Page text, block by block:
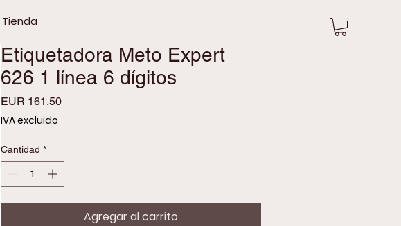
Tienda
Etiquetadora Meto Expert
626 1 línea 6 dígitos
EUR 161,50Precio
IVA excluido
Cantidad *
Agregar al carrito